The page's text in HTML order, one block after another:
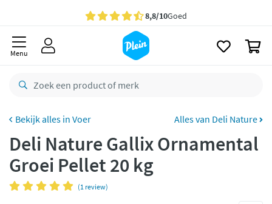
Gratisbezorging vanaf 35,- *
besteld,
Gratisretourneren
Betaal met Klarna
Menu
Voer Alles van Deli Nature
Deli Nature Gallix Ornamental
Groei Pellet 20 kg
(1 review)